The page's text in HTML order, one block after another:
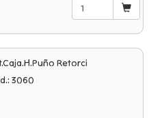
Retorci
3060